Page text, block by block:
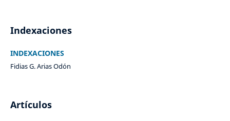
Indexaciones
INDEXACIONES
Fidias G. Arias Odón
Artículos